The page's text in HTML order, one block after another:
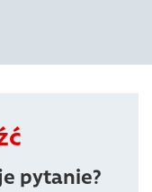
pytanie?